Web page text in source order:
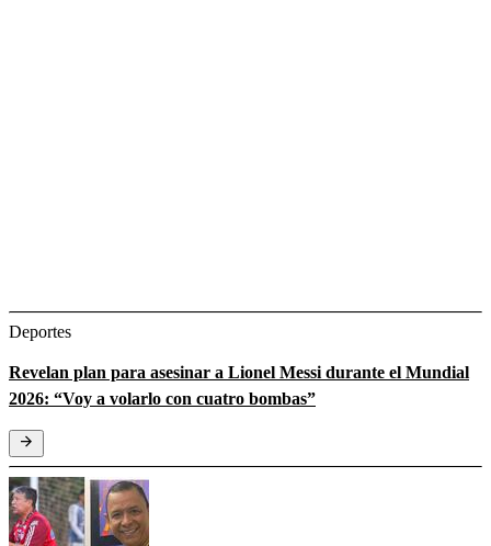
Deportes
Revelan plan para asesinar a Lionel Messi durante el Mundial
2026: “Voy a volarlo con cuatro bombas”